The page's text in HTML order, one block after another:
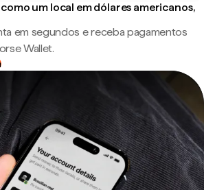
um local em dólares americanos,
em segundos e receba pagamentos
Wallet.